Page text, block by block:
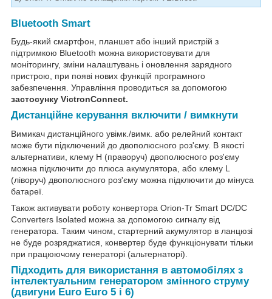
Bluetooth Smart
Будь-який смартфон, планшет або інший пристрій з
підтримкою Bluetooth можна використовувати для
моніторингу, зміни налаштувань і оновлення зарядного
пристрою, при появі нових функцій програмного
забезпечення. Управління проводиться за допомогою
застосунку VictronConnect.
Дистанційне керування включити / вимкнути
Вимикач дистанційного увімк./вимк. або релейний контакт
може бути підключений до двополюсного роз'єму. В якості
альтернативи, клему H (праворуч) двополюсного роз'єму
можна підключити до плюса акумулятора, або клему L
(ліворуч) двополюсного роз'єму можна підключити до мінуса
батареї.
Також активувати роботу конвертора Orion-Tr Smart DC/DC
Converters Isolated можна за допомогою сигналу від
генератора. Таким чином, стартерний акумулятор в ланцюзі
не буде розряджатися, конвертер буде функціонувати тільки
при працюючому генераторі (альтернаторі).
Підходить для використання в автомобілях з
інтелектуальним генератором змінного струму
(двигуни Euro Euro 5 і 6)